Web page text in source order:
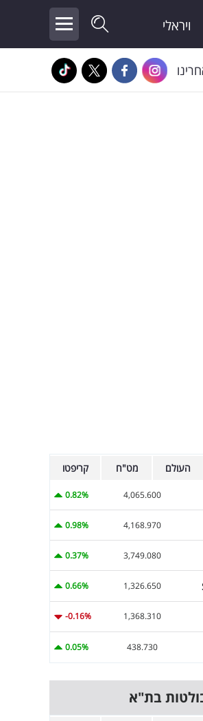
ויראלי
העולם מט"ח קריפטו
4,065.600
0.82%
4,168.970
0.98%
3,749.080
0.37%
1,326.650
0.66%
1,368.310
-0.16%
438.730
0.05%
בת"א